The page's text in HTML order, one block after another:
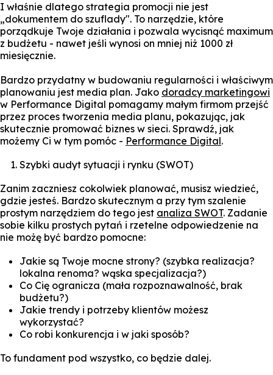
I właśnie dlatego strategia promocji nie jest
„dokumentem do szuflady". To narzędzie, które
porządkuje Twoje działania i pozwala wycisnąć maximum
z budżetu - nawet jeśli wynosi on mniej niż 1000 zł
miesięcznie.
Bardzo przydatny w budowaniu regularności i właściwym
planowaniu jest media plan. Jako doradcy marketingowi
w Performance Digital pomagamy małym firmom przejść
przez proces tworzenia media planu, pokazując, jak
skutecznie promować biznes w sieci. Sprawdź, jak
możemy Ci w tym pomóc - Performance Digital.
Szybki audyt sytuacji i rynku (SWOT)
Zanim zaczniesz cokolwiek planować, musisz wiedzieć,
gdzie jesteś. Bardzo skutecznym a przy tym szalenie
prostym narzędziem do tego jest analiza SWOT. Zadanie
sobie kilku prostych pytań i rzetelne odpowiedzenie na
nie możę być bardzo pomocne:
Jakie są Twoje mocne strony? (szybka realizacja?
lokalna renoma? wąska specjalizacja?)
Co Cię ogranicza (mała rozpoznawalność, brak
budżetu?)
Jakie trendy i potrzeby klientów możesz
wykorzystać?
Co robi konkurencja i w jaki sposób?
To fundament pod wszystko, co będzie dalej.